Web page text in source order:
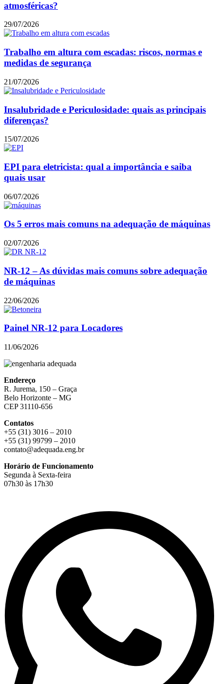
atmosféricas?
29/07/2026
Trabalho em altura com escadas: riscos, normas e
medidas de segurança
21/07/2026
Insalubridade e Periculosidade: quais as principais
diferenças?
15/07/2026
EPI para eletricista: qual a importância e saiba
quais usar
06/07/2026
Os 5 erros mais comuns na adequação de máquinas
02/07/2026
NR-12 – As dúvidas mais comuns sobre adequação
de máquinas
22/06/2026
Painel NR-12 para Locadores
11/06/2026
Endereço
R. Jurema, 150 – Graça
Belo Horizonte – MG
CEP 31110-656
Contatos
+55 (31) 3016 – 2010
+55 (31) 99799 – 2010
contato@adequada.eng.br
Horário de Funcionamento
Segunda à Sexta-feira
07h30 às 17h30